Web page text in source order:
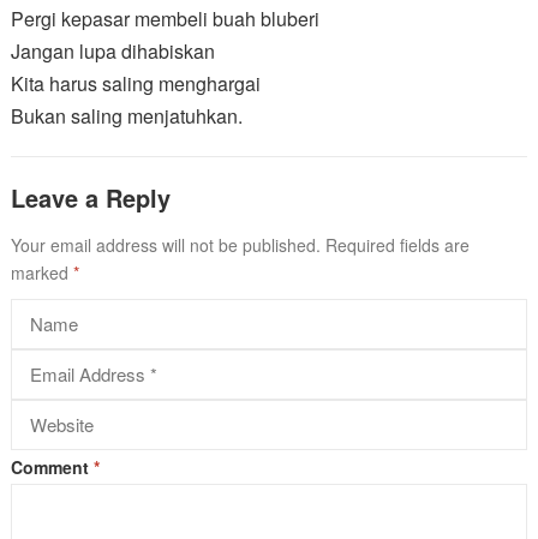
Pergi kepasar membeli buah bluberi
Jangan lupa dihabiskan
Kita harus saling menghargai
Bukan saling menjatuhkan.
Leave a Reply
Your email address will not be published. Required fields are
marked *
Comment *